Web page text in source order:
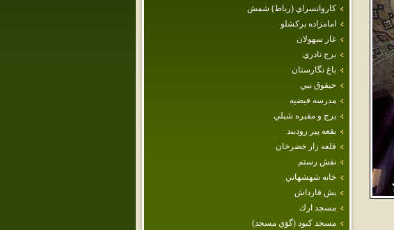
كاروانسراي (رباط) شمش
امامزاده بركشلو
غار سهولان
برج نادري
باغ نگارستان
حيقوق نبي
مدرسه‌ فيضيه‌
برج و مقبره شبلي
بقعه پير رودبند
قلعه‌ زار خضرخان‌
نقش رستم
خانه شهشهاني
بش قارداش
مسجد ارك
مسجد كبود (گؤي مسجد)